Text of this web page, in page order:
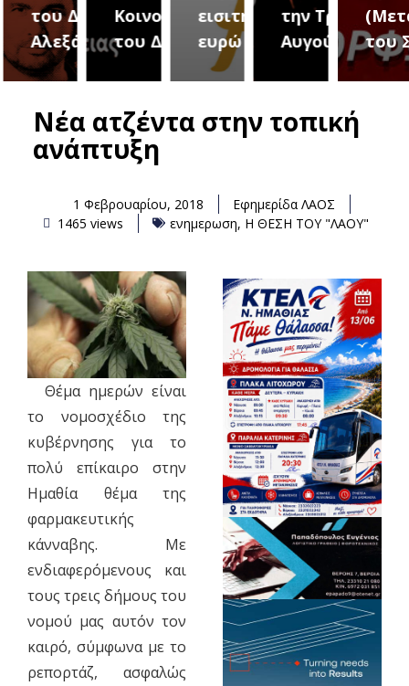
του Δήμου
Αλεξάνδρειας
Κοινοτήτων
του Δήμου
εισιτήριο 2
ευρώ
την Τρίτη 18
Αυγούστουτου
Νέα ατζέντα στην τοπική
ανάπτυξη
1 Φεβρουαρίου, 2018
Εφημερίδα ΛΑΟΣ
1465 views
ενημερωση, Η ΘΕΣΗ ΤΟΥ "ΛΑΟΥ"
Θέμα ημερών είναι
το νομοσχέδιο της
κυβέρνησης για το
πολύ επίκαιρο στην
Ημαθία θέμα της
φαρμακευτικής
κάνναβης. Με
ενδιαφερόμενους και
τους τρεις δήμους του
νομού μας αυτόν τον
καιρό, σύμφωνα με το
ρεπορτάζ, ασφαλώς